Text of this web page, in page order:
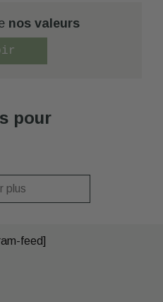
nos valeurs
pour
plus
feed]